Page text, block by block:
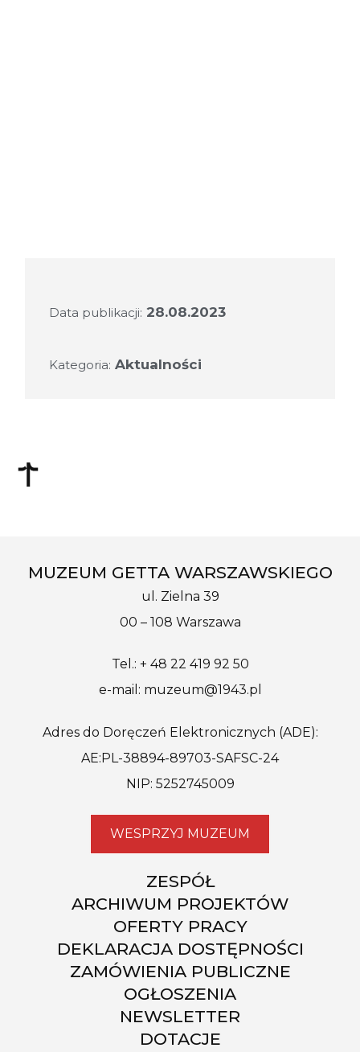
Data publikacji: 28.08.2023
Kategoria: Aktualności
MUZEUM GETTA WARSZAWSKIEGO
ul. Zielna 39
00 – 108 Warszawa
Tel.: + 48 22 419 92 50
e-mail: muzeum@1943.pl
Adres do Doręczeń Elektronicznych (ADE):
AE:PL-38894-89703-SAFSC-24
NIP: 5252745009
WESPRZYJ MUZEUM
ZESPÓŁ
ARCHIWUM PROJEKTÓW
OFERTY PRACY
DEKLARACJA DOSTĘPNOŚCI
ZAMÓWIENIA PUBLICZNE
OGŁOSZENIA
NEWSLETTER
DOTACJE